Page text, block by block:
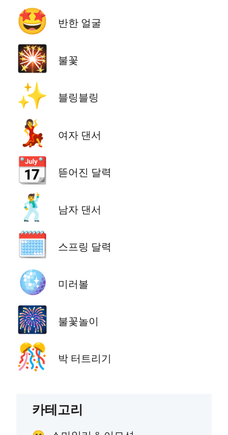
🤩 반한 얼굴
🎇 불꽃
✨ 블링블링
💃 여자 댄서
📆 뜯어진 달력
🕺 남자 댄서
🗓️ 스프링 달력
🪩 미러볼
🎆 불꽃놀이
🎊 박 터트리기
카테고리